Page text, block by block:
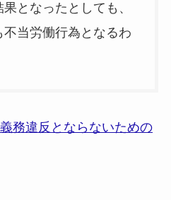
となったとしても、
当労働行為となるわ
務違反とならないための